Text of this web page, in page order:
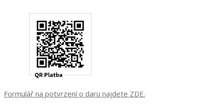
Formulář na potvrzení o daru najdete ZDE.